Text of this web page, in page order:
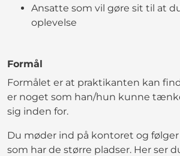
Ansatte som vil gøre sit til at
oplevelse
Formål
Formålet er at praktikanten kan
er noget som han/hun kunne
sig inden for.
Du møder ind på kontoret og
som har de større pladser. Her ser